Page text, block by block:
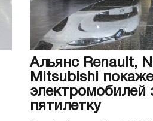
Альянс Renault,
Mitsubishi
пятилетку